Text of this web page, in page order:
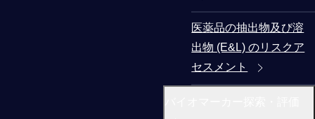
医薬品の抽出物及び溶
出物 (E&L) のリスクア
セスメント